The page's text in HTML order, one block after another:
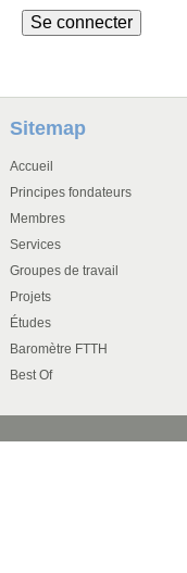
Sitemap
Accueil
Principes fondateurs
Membres
Services
Groupes de travail
Projets
Études
Baromètre FTTH
Best Of